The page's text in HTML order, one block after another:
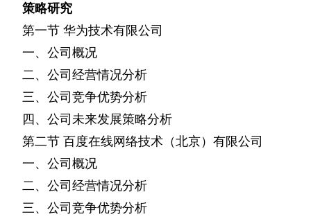
策略研究
第一节 华为技术有限公司
一、公司概况
二、公司经营情况分析
三、公司竞争优势分析
四、公司未来发展策略分析
第二节 百度在线网络技术（北京）有限公司
一、公司概况
二、公司经营情况分析
三、公司竞争优势分析